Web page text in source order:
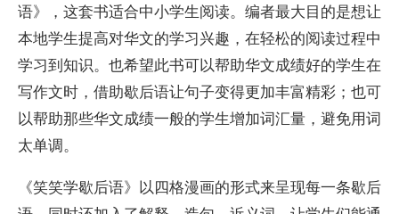
语》，这套书适合中小学生阅读。编者最大目的是想让
本地学生提高对华文的学习兴趣，在轻松的阅读过程中
学习到知识。也希望此书可以帮助华文成绩好的学生在
写作文时，借助歇后语让句子变得更加丰富精彩；也可
以帮助那些华文成绩一般的学生增加词汇量，避免用词
太单调。
《笑笑学歇后语》以四格漫画的形式来呈现每一条歇后